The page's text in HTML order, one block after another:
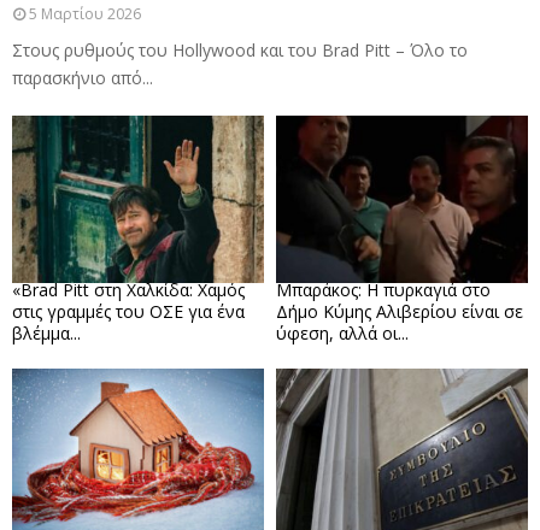
5 Μαρτίου 2026
Στους ρυθμούς του Hollywood και του Brad Pitt – Όλο το
παρασκήνιο από...
«Brad Pitt στη Χαλκίδα: Χαμός
στις γραμμές του ΟΣΕ για ένα
βλέμμα...
Μπαράκος: Η πυρκαγιά στο
Δήμο Κύμης Αλιβερίου είναι σε
ύφεση, αλλά οι...